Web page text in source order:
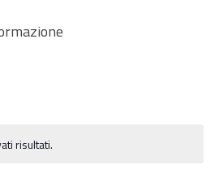
risultati.